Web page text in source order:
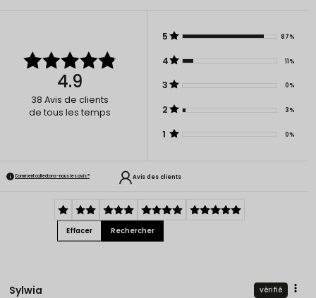
4.9
38 Avis de clients
de tous les temps
5 87%
4 11%
3 0%
2 3%
1 0%
Comment collectons-nous les avis ? Avis des clients
Effacer Rechercher
Sylwia vérifié